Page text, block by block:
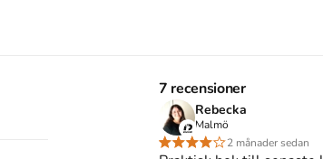
med tillräcklig överblick, men Lars
de senaste decenniernas utveckling under
resonemang kring den svenska modellens
utveckling fram till idag, drygt tio år
finanskris, vars verkningar vi ännu inte sett
7 recensioner
Rebecka
Malmö
2 månader sedan